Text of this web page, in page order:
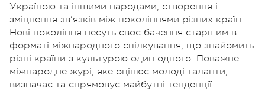
Україною та іншими народами, створення і
зміцнення зв'язків між поколіннями різних країн.
Нові покоління несуть своє бачення старшим в
форматі міжнародного спілкування, що знайомить
різні країни з культурою один одного. Поважне
міжнародне журі, яке оцінює молоді таланти,
визначає та спрямовує майбутні тенденції